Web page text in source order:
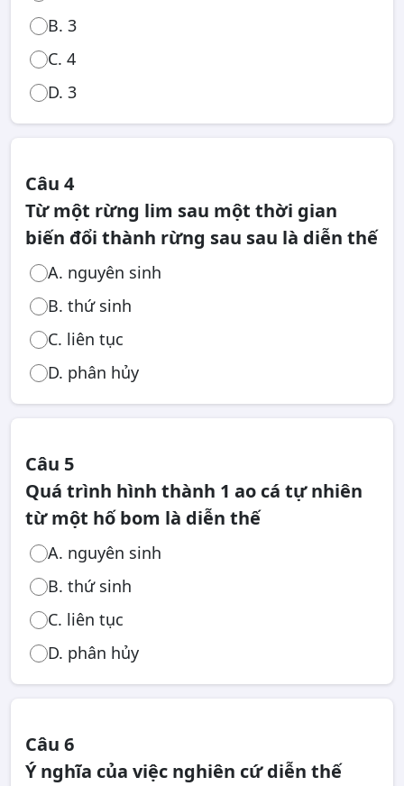
B. 3
C. 4
D. 3
Câu 4
Từ một rừng lim sau một thời gian
biến đổi thành rừng sau sau là diễn thế
A. nguyên sinh
B. thứ sinh
C. liên tục
D. phân hủy
Câu 5
Quá trình hình thành 1 ao cá tự nhiên
từ một hố bom là diễn thế
A. nguyên sinh
B. thứ sinh
C. liên tục
D. phân hủy
Câu 6
Ý nghĩa của việc nghiên cứ diễn thế